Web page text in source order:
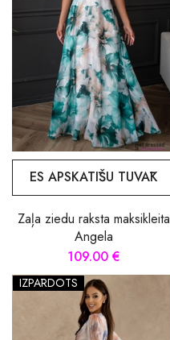
ES APSKATĪŠU TUVĀK
Zaļa ziedu raksta maksikleita
Angela
109.00 €
IZPĀRDOTS